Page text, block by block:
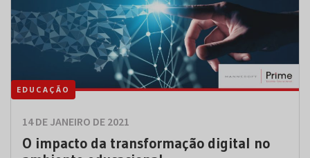
EDUCAÇÃO
14 DE JANEIRO DE 2021
O impacto da transformação digital no